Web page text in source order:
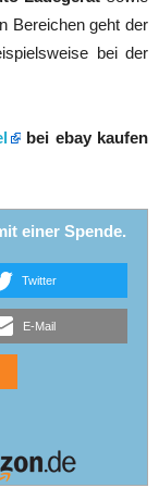
Bereichen geht der
bei der
bei ebay kaufen
einer Spende.
Twitter
E-Mail